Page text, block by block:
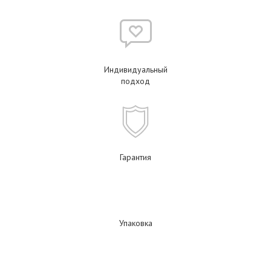
Индивидуальный
подход
Гарантия
Упаковка